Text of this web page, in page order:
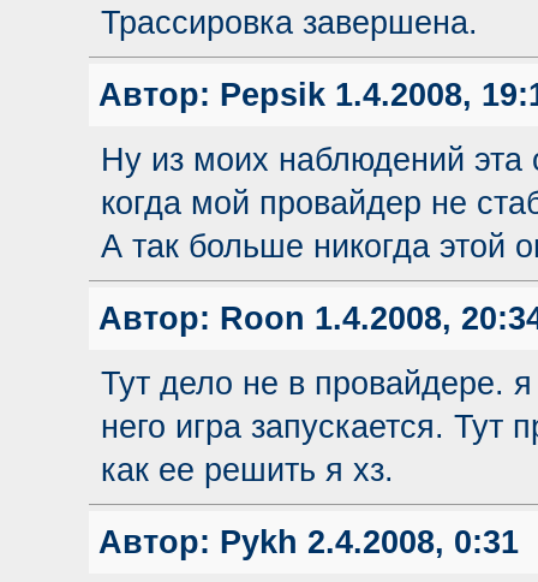
Трассировка завершена.
Автор: Pepsik1.4.2008,
Ну из моих наблюдений эта
когда мой провайдер не
А так больше никогда этой
Автор: Roon 1.4.2008,
Тут дело не в провайдере. я
него игра запускается.
как ее решить я хз.
Автор: Pykh 2.4.2008, 0:31